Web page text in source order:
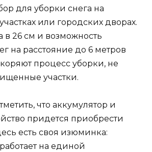
для уборки снега на
или городских дворах.
в 26 см и возможность
на расстояние до 6 метров
процесс уборки, не
участки.
что аккумулятор и
придется приобрести
есть своя изюминка:
на единой